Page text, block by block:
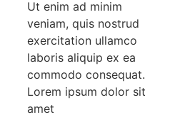
Ut enim ad minim
veniam, quis nostrud
exercitation ullamco
laboris aliquip ex ea
commodo consequat.
Lorem ipsum dolor sit
amet